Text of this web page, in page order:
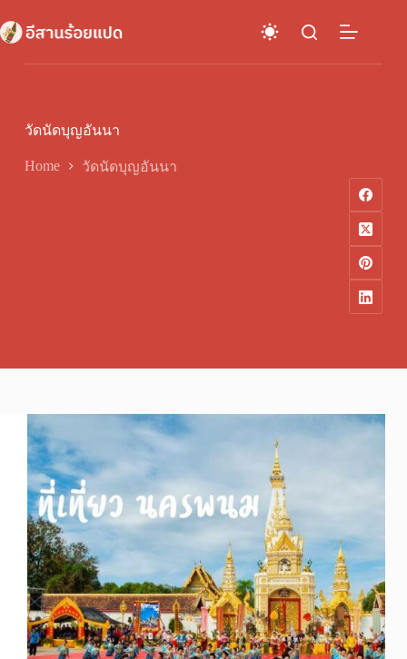
to
content
วัดนัดบุญอันนา
Home วัดนัดบุญอันนา